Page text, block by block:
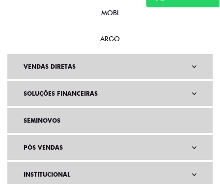
MOBI
ARGO
VENDAS DIRETAS
SOLUÇÕES FINANCEIRAS
SEMINOVOS
PÓS VENDAS
INSTITUCIONAL